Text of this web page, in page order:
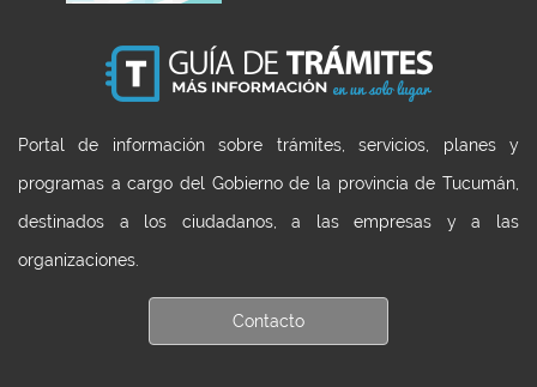
Portal de información sobre trámites, servicios, planes y
programas a cargo del Gobierno de la provincia de Tucumán,
destinados a los ciudadanos, a las empresas y a las
organizaciones.
Contacto